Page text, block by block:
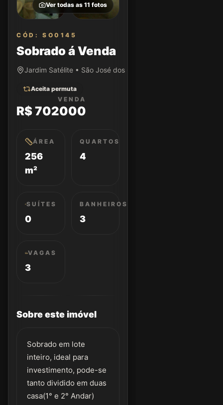
Ver todas as 11 fotos
CÓD: SO0145
Sobrado á Venda
Jardim Satélite • São José dos Campos/SP
Aceita permuta
VENDA
R$ 702000
ÁREA
256
m²
QUARTOS
4
SUÍTES
0
BANHEIROS
3
VAGAS
3
Sobre este imóvel
Sobrado em lote
inteiro, ideal para
investimento, pode-se
tanto dividido em duas
casa(1° e 2° Andar)